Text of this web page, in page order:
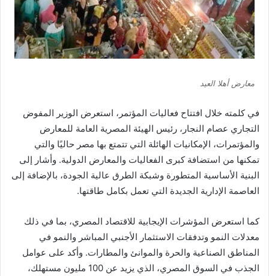
معارض أهلا العيد
في كلمته خلال افتتاح فعاليات المؤتمر، استعرض الوزير المفوض
التجاري عصام النجار، رئيس الهيئة المصرية العامة للمعارض
والمؤتمرات، الإمكانيات الهائلة التي تتمتع بها مصر حاليًا والتي
تمكنها من استضافة كبرى الفعاليات والمعارض الدولية. وأشار إلى
البنية الأساسية المتطورة وشبكة الطرق عالية الجودة، بالإضافة إلى
العاصمة الإدارية الجديدة التي تعمل بكامل طاقتها.
كما استعرض المؤشرات الإيجابية للاقتصاد المصري، بما في ذلك
معدلات النمو وتدفقات الاستثمار الأجنبي المباشر والنمو في
المناطق الصناعية والحرة والموانئ والمطارات. وأكد على عوامل
الجذب في السوق المصري، الذي يزيد عن 100 مليون مستهلك،